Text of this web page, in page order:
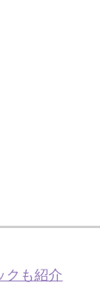
クも紹介